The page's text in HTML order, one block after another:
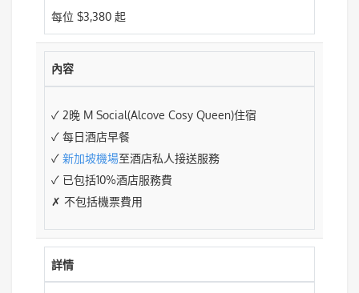
每位 $3,380 起
內容
✓ 2晚 M Social(Alcove Cosy Queen)住宿
✓ 每日酒店早餐
✓ 新加坡機場至酒店私人接送服務
✓ 已包括10%酒店服務費
✗ 不包括機票費用
詳情